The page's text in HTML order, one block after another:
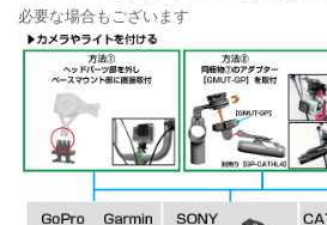
必要な場合もございます